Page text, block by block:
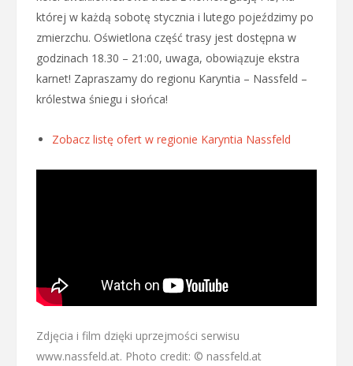
której w każdą sobotę stycznia i lutego pojeździmy po
zmierzchu. Oświetlona część trasy jest dostępna w
godzinach 18.30 – 21:00, uwaga, obowiązuje ekstra
karnet! Zapraszamy do regionu Karyntia – Nassfeld –
królestwa śniegu i słońca!
Zobacz listę ofert w regionie Karyntia Nassfeld
Zdjęcia i film dzięki uprzejmości serwisu
www.nassfeld.at. Photo credit: © nassfeld.at